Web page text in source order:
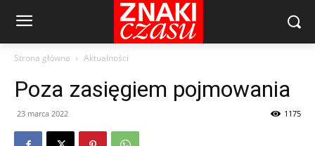
Strona główna Aktualności
Poza zasięgiem pojmowania
23 marca 2022 1175